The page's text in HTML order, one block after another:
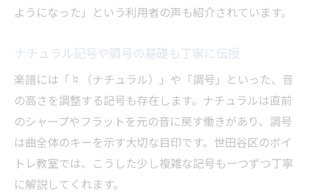
ようになった」という利用者の声も紹介されています。
ナチュラル記号や調号の基礎も丁寧に伝授
楽譜には「♮（ナチュラル）」や「調号」といった、音
の高さを調整する記号も存在します。ナチュラルは直前
のシャープやフラットを元の音に戻す働きがあり、調号
は曲全体のキーを示す大切な目印です。世田谷区のボイ
トレ教室では、こうした少し複雑な記号も一つずつ丁寧
に解説してくれます。